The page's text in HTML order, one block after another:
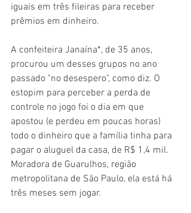
iguais em três fileiras para receber
prêmios em dinheiro.
A confeiteira Janaína*, de 35 anos,
procurou um desses grupos no ano
passado "no desespero", como diz. O
estopim para perceber a perda de
controle no jogo foi o dia em que
apostou (e perdeu em poucas horas)
todo o dinheiro que a família tinha para
pagar o aluguel da casa, de R$ 1,4 mil.
Moradora de Guarulhos, região
metropolitana de São Paulo, ela está há
três meses sem jogar.